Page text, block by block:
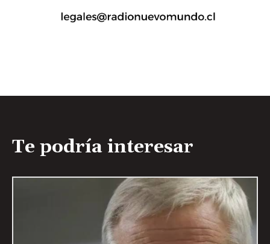
Te podría interesar